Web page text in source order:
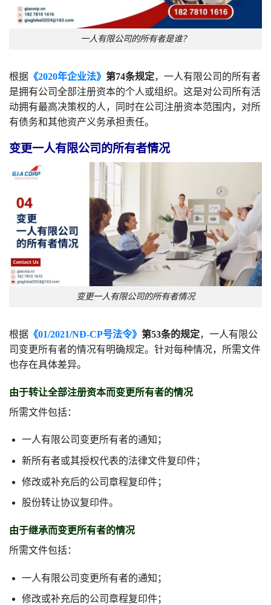
一人有限公司的所有者是谁？
根据 《2020年企业法》 第74条规定，一人有限公司的所有者
是拥有公司全部注册资本的个人或组织。这是对公司所有活
动拥有最高决策权的人，同时在公司注册资本范围内，对所
有债务和其他资产义务承担责任。
变更一人有限公司的所有者情况
变更一人有限公司的所有者情况
根据 《01/2021/NĐ-CP号法令》 第53条的规定，一人有限公
司变更所有者的情况有明确规定。针对每种情况，所需文件
也存在具体差异。
由于转让全部注册资本而变更所有者的情况
所需文件包括：
一人有限公司变更所有者的通知；
新所有者或其授权代表的法律文件复印件；
修改或补充后的公司章程复印件；
股份转让协议复印件。
由于继承而变更所有者的情况
所需文件包括：
一人有限公司变更所有者的通知；
修改或补充后的公司章程复印件；